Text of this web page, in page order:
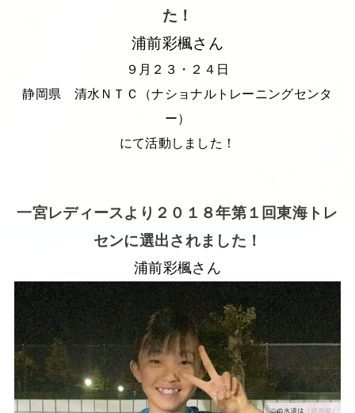
た！
浦前彩楓さん
９月２３・２４日
静岡県 清水ＮＴＣ（ナショナルトレーニングセンタ
ー）
にて活動しました！
一宮レディースより２０１８年第１回東海トレ
センに選出されました！
浦前彩楓さん